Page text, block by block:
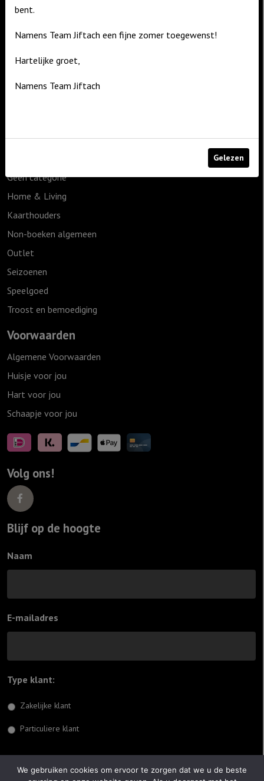
Contact
De Zagerij 1
E: info@jiftach.nl
1825g
Geen categorie
Home & Living
Kaarthouders
Non-boeken algemeen
Outlet
Seizoenen
Speelgoed
Troost en bemoediging
Voorwaarden
Algemene Voorwaarden
Huisje voor jou
Hart voor jou
Schaapje voor jou
Volg ons!
Blijf op de hoogte
Naam
E-mailadres
Type klant:
Zakelijke klant
Particuliere klant
bent.
Namens Team Jiftach een fijne zomer toegewenst!
Hartelijke groet,
Namens Team Jiftach
Gelezen
We gebruiken cookies om ervoor te zorgen dat we u de beste